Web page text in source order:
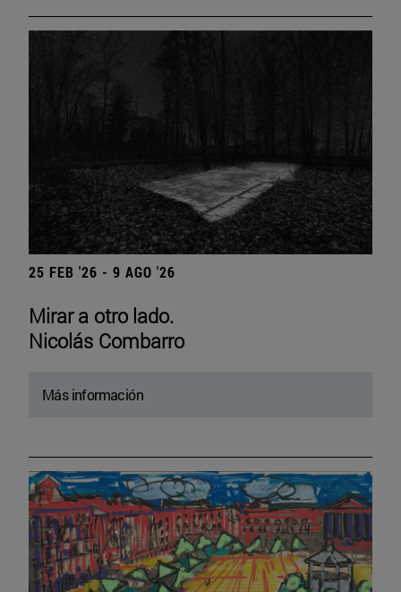
25 FEB '26 - 9 AGO '26
Mirar a otro lado.
Nicolás Combarro
Más información